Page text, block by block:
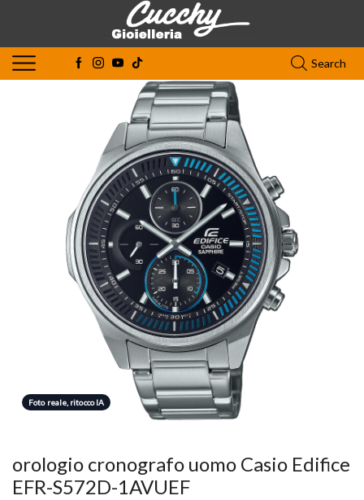
Search
Foto reale, ritocco IA
orologio cronografo uomo Casio Edifice
EFR-S572D-1AVUEF